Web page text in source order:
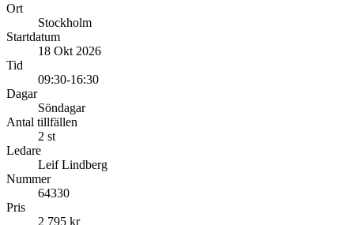
Ort
Stockholm
Startdatum
18 Okt 2026
Tid
09:30-16:30
Dagar
Söndagar
Antal tillfällen
2 st
Ledare
Leif Lindberg
Nummer
64330
Pris
2 795 kr